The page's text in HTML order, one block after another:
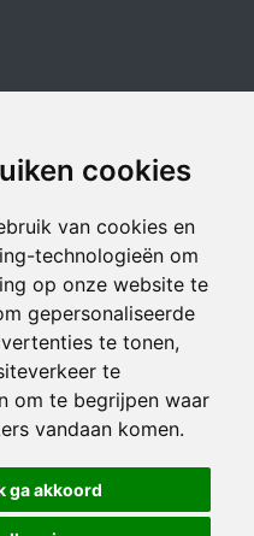
cookies
van cookies en
technologieën om
op onze website te
gepersonaliseerde
te tonen,
te
om te begrijpen waar
vandaan komen.
ga akkoord
|Website door FalcoTravel
met